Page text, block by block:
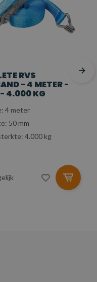
RVS
- 4 METER -
4.000 KG
4 meter
50 mm
4.000 kg